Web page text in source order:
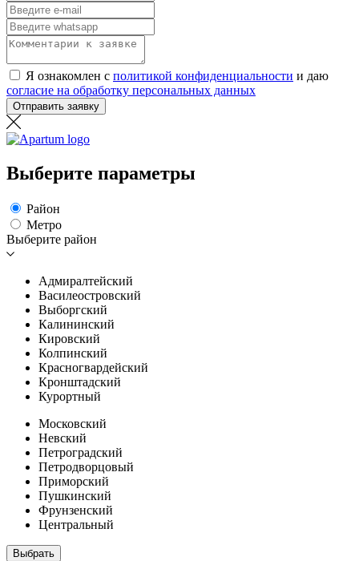
Я ознакомлен с политикой конфиденциальности и даю
согласие на обработку персональных данных
Отправить заявку
Выберите параметры
Район
Метро
Выберите район
Адмиралтейский
Василеостровский
Выборгский
Калининский
Кировский
Колпинский
Красногвардейский
Кронштадский
Курортный
Московский
Невский
Петроградский
Петродворцовый
Приморский
Пушкинский
Фрунзенский
Центральный
Выбрать